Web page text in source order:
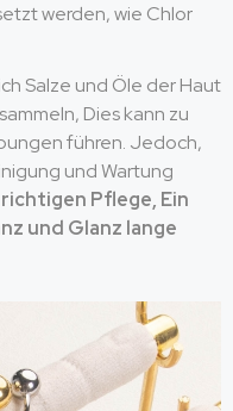
werden, wie Chlor
Salze und Öle der Haut
Dies kann zu
führen. Jedoch,
und Wartung
Pflege, Ein
und Glanz lange